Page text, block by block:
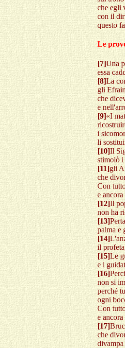
che egli
con il
questo
Le
[7]Una
essa
[8]La
gli
che
e
[9]«I
i
li
[10]Il
stimolò i
[11]gli
che
Con
e ancora
[12]Il
non ha
[13]
palma e
[14]
il
[15]Le
e i
[16]
non si
perché
ogni
Con
e ancora
[17]
che